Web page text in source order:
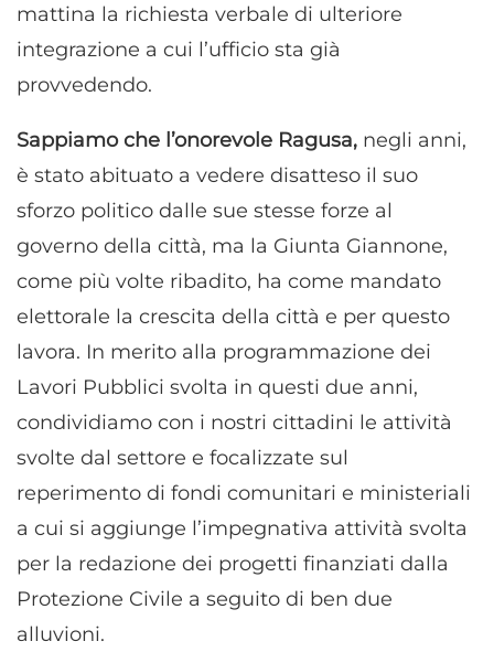
mattina la richiesta verbale di ulteriore
integrazione a cui l’ufficio sta già
provvedendo.
Sappiamo che l’onorevole Ragusa, negli anni,
è stato abituato a vedere disatteso il suo
sforzo politico dalle sue stesse forze al
governo della città, ma la Giunta Giannone,
come più volte ribadito, ha come mandato
elettorale la crescita della città e per questo
lavora. In merito alla programmazione dei
Lavori Pubblici svolta in questi due anni,
condividiamo con i nostri cittadini le attività
svolte dal settore e focalizzate sul
reperimento di fondi comunitari e ministeriali
a cui si aggiunge l’impegnativa attività svolta
per la redazione dei progetti finanziati dalla
Protezione Civile a seguito di ben due
alluvioni.